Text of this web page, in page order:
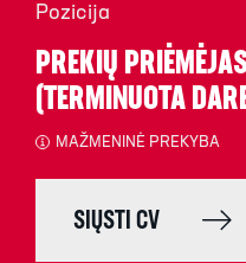
Pozicija
PREKIŲ
(TERMINUOTA
MAŽMENINĖ PREKYBA
SIŲSTI CV